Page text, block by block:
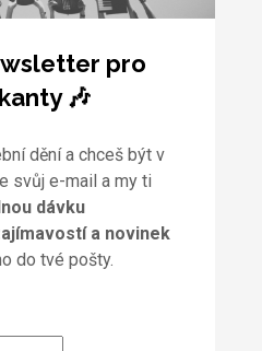
pro
🎶
dění a chceš být v
svůj e-mail a my ti
dávku
a novinek
do tvé pošty.